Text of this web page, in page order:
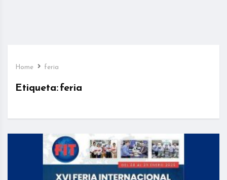
Home feria
Etiqueta:feria